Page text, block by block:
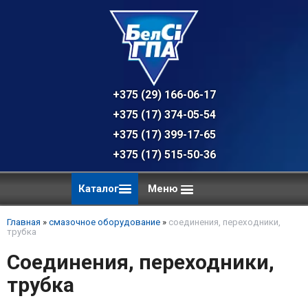
+375 (29) 166-06-17 - техническая
+375 (17) 374-05-54 - общий отдел,
+375 (17) 399-17-65
+375 (17) 515-50-36
Каталог Меню
Главная » смазочное оборудование » соединения, переходники,
трубка
Соединения, переходники,
трубка